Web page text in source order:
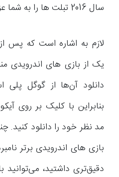
سال 2016 تبلت ها را به شما عزیزان معرفی کنیم.
لازم به اشاره است که پس
یک از بازی های اندرویدی
دانلود آن‌ها از گوگل
بنابراین با کلیک بر روی
مد نظر خود را دانلود کنید.
بازی های اندرویدی برتر
دقیق‌تری داشتید، می‌توانید